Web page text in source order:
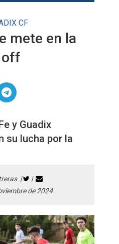
CF
mete en la
off
y Guadix
su lucha por la
|
|
de 2024